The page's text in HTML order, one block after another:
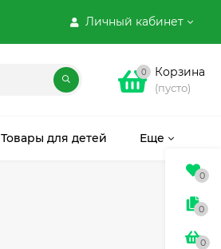
Личный кабинет
0 Корзина
(пусто)
Товары для детей Еще
0
0
0